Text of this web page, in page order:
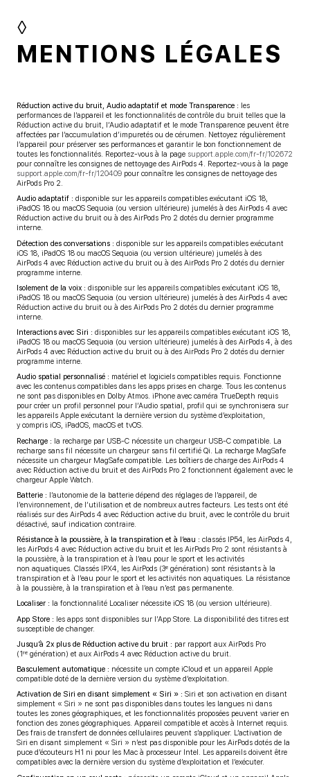
◊
MENTIONS LÉGALES
Réduction active du bruit, Audio adaptatif et mode Transparence : les
performances de l’appareil et les fonctionnalités de contrôle du bruit telles que la
Réduction active du bruit, l’Audio adaptatif et le mode Transparence peuvent être
affectées par l’accumulation d’impuretés ou de cérumen. Nettoyez régulièrement
l’appareil pour préserver ses performances et garantir le bon fonctionnement de
toutes les fonctionnalités. Reportez-vous à la page support.apple.com/fr-fr/102672
pour connaître les consignes de nettoyage des AirPods 4. Reportez-vous à la page
support.apple.com/fr-fr/120409 pour connaître les consignes de nettoyage des
AirPods Pro 2.
Audio adaptatif : disponible sur les appareils compatibles exécutant iOS 18,
iPadOS 18 ou macOS Sequoia (ou version ultérieure) jumelés à des AirPods 4 avec
Réduction active du bruit ou à des AirPods Pro 2 dotés du dernier programme
interne.
Détection des conversations : disponible sur les appareils compatibles exécutant
iOS 18, iPadOS 18 ou macOS Sequoia (ou version ultérieure) jumelés à des
AirPods 4 avec Réduction active du bruit ou à des AirPods Pro 2 dotés du dernier
programme interne.
Isolement de la voix : disponible sur les appareils compatibles exécutant iOS 18,
iPadOS 18 ou macOS Sequoia (ou version ultérieure) jumelés à des AirPods 4 avec
Réduction active du bruit ou à des AirPods Pro 2 dotés du dernier programme
interne.
Interactions avec Siri : disponibles sur les appareils compatibles exécutant iOS 18,
iPadOS 18 ou macOS Sequoia (ou version ultérieure) jumelés à des AirPods 4, à des
AirPods 4 avec Réduction active du bruit ou à des AirPods Pro 2 dotés du dernier
programme interne.
Audio spatial personnalisé : matériel et logiciels compatibles requis. Fonctionne
avec les contenus compatibles dans les apps prises en charge. Tous les contenus
ne sont pas disponibles en Dolby Atmos. iPhone avec caméra TrueDepth requis
pour créer un profil personnel pour l’Audio spatial, profil qui se synchronisera sur
les appareils Apple exécutant la dernière version du système d’exploitation,
y compris iOS, iPadOS, macOS et tvOS.
Recharge : la recharge par USB-C nécessite un chargeur USB-C compatible. La
recharge sans fil nécessite un chargeur sans fil certifié Qi. La recharge MagSafe
nécessite un chargeur MagSafe compatible. Les boîtiers de charge des AirPods 4
avec Réduction active du bruit et des AirPods Pro 2 fonctionnent également avec le
chargeur Apple Watch.
Batterie : l’autonomie de la batterie dépend des réglages de l’appareil, de
l’environnement, de l’utilisation et de nombreux autres facteurs. Les tests ont été
réalisés sur des AirPods 4 avec Réduction active du bruit, avec le contrôle du bruit
désactivé, sauf indication contraire.
Résistance à la poussière, à la transpiration et à l’eau : classés IP54, les AirPods 4,
les AirPods 4 avec Réduction active du bruit et les AirPods Pro 2 sont résistants à
la poussière, à la transpiration et à l’eau pour le sport et les activités
non aquatiques. Classés IPX4, les AirPods (3ᵉ génération) sont résistants à la
transpiration et à l’eau pour le sport et les activités non aquatiques. La résistance
à la poussière, à la transpiration et à l’eau n’est pas permanente.
Localiser : la fonctionnalité Localiser nécessite iOS 18 (ou version ultérieure).
App Store : les apps sont disponibles sur l’App Store. La disponibilité des titres est
susceptible de changer.
Jusqu’à 2x plus de Réduction active du bruit : par rapport aux AirPods Pro
(1ʳᵉ génération) et aux AirPods 4 avec Réduction active du bruit.
Basculement automatique : nécessite un compte iCloud et un appareil Apple
compatible doté de la dernière version du système d’exploitation.
Activation de Siri en disant simplement « Siri » : Siri et son activation en disant
simplement « Siri » ne sont pas disponibles dans toutes les langues ni dans
toutes les zones géographiques, et les fonctionnalités proposées peuvent varier en
fonction des zones géographiques. Appareil compatible et accès à Internet requis.
Des frais de transfert de données cellulaires peuvent s’appliquer. L’activation de
Siri en disant simplement « Siri » n’est pas disponible pour les AirPods dotés de la
puce d’écouteurs H1 ni pour les Mac à processeur Intel. Les appareils doivent être
compatibles avec la dernière version du système d’exploitation et l’exécuter.